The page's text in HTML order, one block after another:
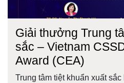
Giải thưởng Trung
sắc – Vietnam
Award (CEA)
Trung tâm tiệt khuẩn xuất